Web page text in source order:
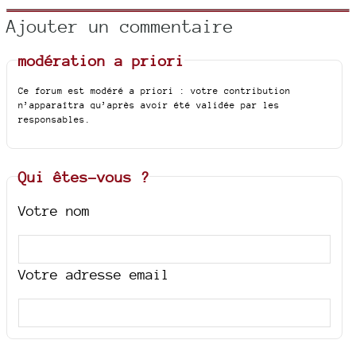
Ajouter un commentaire
modération a priori
Ce forum est modéré a priori : votre contribution
n’apparaîtra qu’après avoir été validée par les
responsables.
Qui êtes-vous ?
Votre nom
Votre adresse email